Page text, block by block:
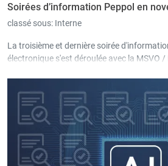
Soirées d’information Peppol en
classé sous: Interne
La troisième et dernière soirée
électronique s'est déroulée avec la MSVO
fréquentées.